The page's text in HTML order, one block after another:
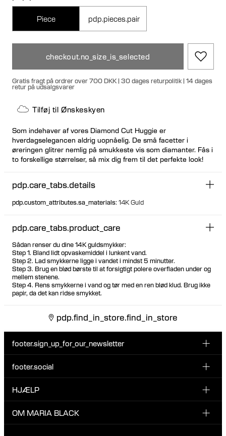
Piece pdp.pieces.pair
checkout.no_size_is_selected
Gratis fragt på ordrer over 700 DKK | 30 dages returpolitik | 14 dages
retur på udsalgsvarer
Tilføj til Ønskeskyen
Som indehaver af vores Diamond Cut Huggie er
hverdagselegancen aldrig uopnåelig. De små facetter i
øreringen glitrer nemlig på smukkeste vis som diamanter. Fås i
to forskellige størrelser, så mix dig frem til det perfekte look!
pdp.care_tabs.details
pdp.custom_attributes.sa_materials: 14K Guld
pdp.care_tabs.product_care
Sådan renser du dine 14K guldsmykker:
Step 1. Bland lidt opvaskemiddel i lunkent vand.
Step 2. Lad smykkerne ligge i vandet i mindst 5 minutter.
Step 3. Brug en blød børste til at forsigtigt polere overfladen under og
mellem stenene.
Step 4. Rens smykkerne i vand og tør med en ren blød klud. Brug ikke
papir, da det kan ridse smykket.
pdp.find_in_store.find_in_store
footer.sign_up_for_our_newsletter
Tilmeld dig vores nyhedsbrev og vær den første til at blive
nyheder fra Maria Black.
footer.social
INSTAGRAM
TIKTOK
HJÆLP
KUNDESERVICE & KONTAKT
OM MARIA BLACK